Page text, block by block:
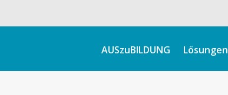
AUSzuBILDUNG Lösungen